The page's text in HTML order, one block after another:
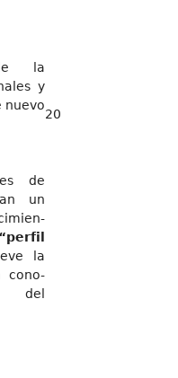
la
y
nuevo
20
de
un
“perfil
la
cono-
del